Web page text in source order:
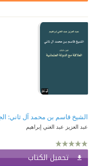
عبد العزيز عبد الغني إبراهيم
تحميل الكتاب